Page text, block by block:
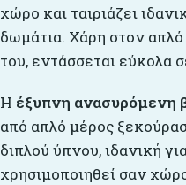
χώρο και ταιριάζει
δωμάτια. Χάρη στον
του, εντάσσεται εύκολα
Η έξυπνη ανασυρόμενη
από απλό μέρος
διπλού ύπνου, ιδανική
χρησιμοποιηθεί σαν